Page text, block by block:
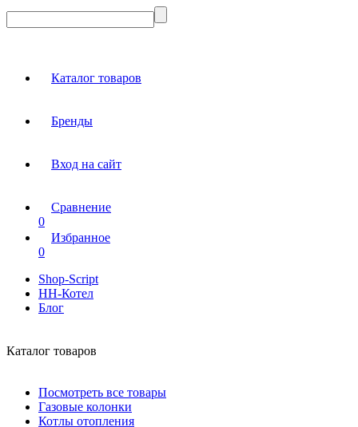
Каталог товаров
Бренды
Вход на сайт
Сравнение
0
Избранное
0
Shop-Script
НН-Котел
Блог
Каталог товаров
Посмотреть все товары
Газовые колонки
Котлы отопления